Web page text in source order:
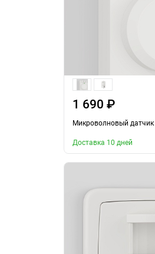
1 690 ₽
Микроволновый датчик
Доставка 10 дней